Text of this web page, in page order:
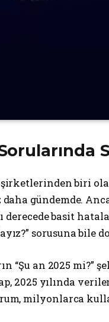
biri
gündemde.
derecede basit
sorusuna bile
“Şu an 2025 mi?”
2025 yılında
milyonlarca